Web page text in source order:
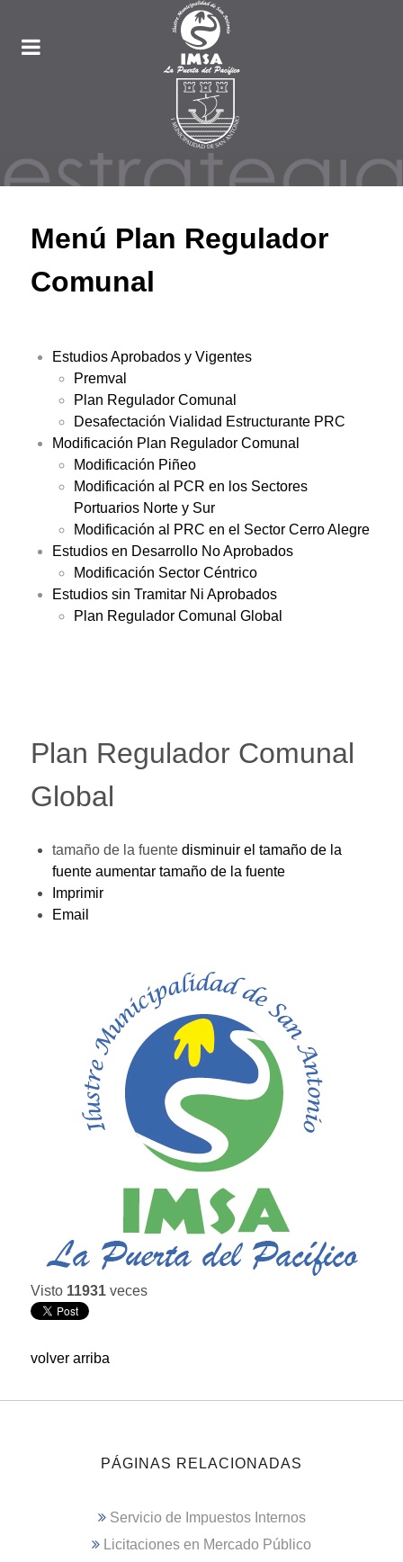
Menú Plan Regulador
Comunal
Estudios Aprobados y Vigentes
Premval
Plan Regulador Comunal
Desafectación Vialidad Estructurante PRC
Modificación Plan Regulador Comunal
Modificación Piñeo
Modificación al PCR en los Sectores
Portuarios Norte y Sur
Modificación al PRC en el Sector Cerro Alegre
Estudios en Desarrollo No Aprobados
Modificación Sector Céntrico
Estudios sin Tramitar Ni Aprobados
Plan Regulador Comunal Global
Plan Regulador Comunal
Global
tamaño de la fuente disminuir el tamaño de la
fuente aumentar tamaño de la fuente
Imprimir
Email
Visto 11931 veces
volver arriba
PÁGINAS RELACIONADAS
Servicio de Impuestos Internos
Licitaciones en Mercado Público